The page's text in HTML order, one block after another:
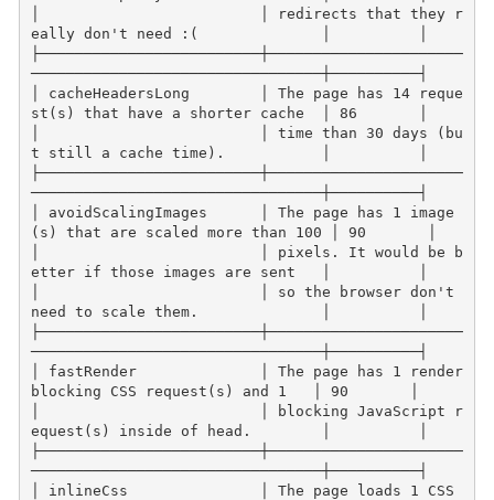
│                         │ redirects that they r
eally don't need :(              │          │
├─────────────────────────┼──────────────────────
─────────────────────────────────┼──────────┤
│ cacheHeadersLong        │ The page has 14 reque
st(s) that have a shorter cache  │ 86       │
│                         │ time than 30 days (bu
t still a cache time).           │          │
├─────────────────────────┼──────────────────────
─────────────────────────────────┼──────────┤
│ avoidScalingImages      │ The page has 1 image
(s) that are scaled more than 100 │ 90       │
│                         │ pixels. It would be b
etter if those images are sent   │          │
│                         │ so the browser don't
need to scale them.              │          │
├─────────────────────────┼──────────────────────
─────────────────────────────────┼──────────┤
│ fastRender              │ The page has 1 render
blocking CSS request(s) and 1   │ 90       │
│                         │ blocking JavaScript r
equest(s) inside of head.        │          │
├─────────────────────────┼──────────────────────
─────────────────────────────────┼──────────┤
│ inlineCss               │ The page loads 1 CSS